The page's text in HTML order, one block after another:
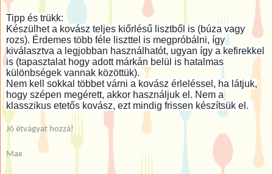
Tipp és trükk:
Készülhet a kovász teljes kiőrlésű lisztből is (búza vagy
rozs). Érdemes több féle liszttel is megpróbálni, így
kiválasztva a legjobban használhatót, ugyan így a kefirekkel
is (tapasztalat hogy adott márkán belül is hatalmas
különbségek vannak közöttük).
Nem kell sokkal többet várni a kovász érleléssel, ha látjuk,
hogy szépen megérett, akkor használjuk el. Nem a
klasszikus etetős kovász, ezt mindig frissen készítsük el.
Jó étvágyat hozzá!
Max